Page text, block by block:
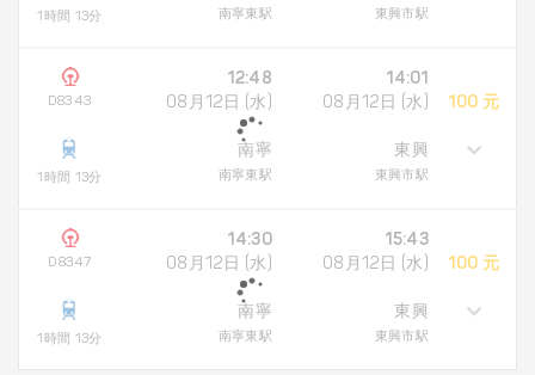
1時間 13分 南寧東駅 東興市駅
D8343
1時間 13分
12:48
08月12日 (水)
南寧
南寧東駅
14:01
08月12日 (水)
東興
東興市駅
100 元
D8347
1時間 13分
14:30
08月12日 (水)
南寧
南寧東駅
15:43
08月12日 (水)
東興
東興市駅
100 元